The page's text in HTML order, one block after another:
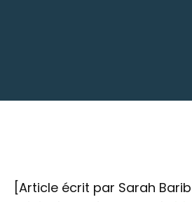
[Article écrit par Sarah